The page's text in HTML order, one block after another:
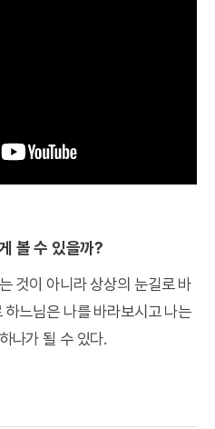
볼 수 있을까?
것이 아니라 상상의 눈길로 바
느님은 나를 바라보시고 나는
나가 될 수 있다.